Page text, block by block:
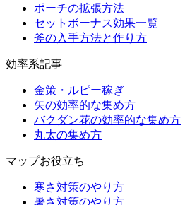
ポーチの拡張方法
セットボーナス効果一覧
斧の入手方法と作り方
効率系記事
金策・ルピー稼ぎ
矢の効率的な集め方
バクダン花の効率的な集め方
丸太の集め方
マップお役立ち
寒さ対策のやり方
暑さ対策のやり方